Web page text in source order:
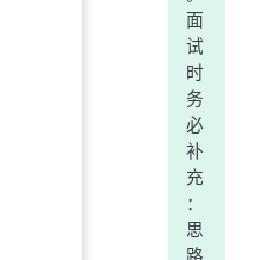
面
试
时
务
必
补
充
：
思